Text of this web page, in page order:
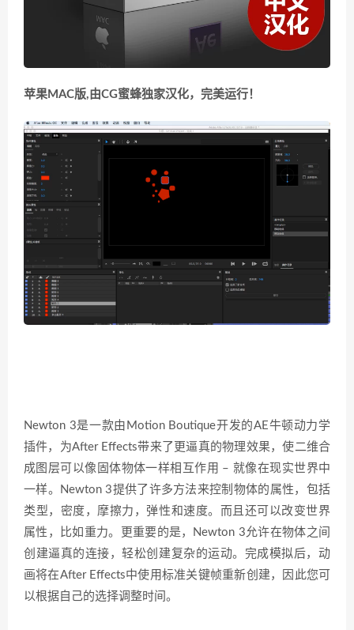
苹果MAC版,由CG蜜蜂独家汉化，完美运行！
Newton 3是一款由Motion Boutique开发的AE牛顿动力学
插件，为After Effects带来了更逼真的物理效果，使二维合
成图层可以像固体物体一样相互作用 – 就像在现实世界中
一样。Newton 3提供了许多方法来控制物体的属性，包括
类型，密度，摩擦力，弹性和速度。而且还可以改变世界
属性，比如重力。更重要的是，Newton 3允许在物体之间
创建逼真的连接，轻松创建复杂的运动。完成模拟后，动
画将在After Effects中使用标准关键帧重新创建，因此您可
以根据自己的选择调整时间。